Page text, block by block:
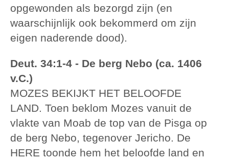
opgewonden als bezorgd zijn (en
waarschijnlijk ook bekommerd om zijn
eigen naderende dood).
Deut. 34:1-4 - De berg Nebo (ca. 1406
v.C.)
MOZES BEKIJKT HET BELOOFDE
LAND. Toen beklom Mozes vanuit de
vlakte van Moab de top van de Pisga op
de berg Nebo, tegenover Jericho. De
HERE toonde hem het beloofde land en